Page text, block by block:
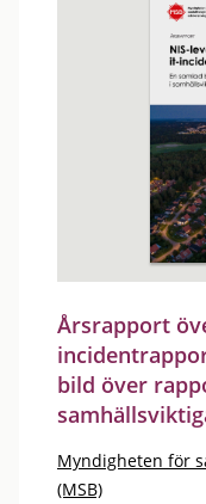
Årsrapport
bild över
Myndigheten för
(MSB)